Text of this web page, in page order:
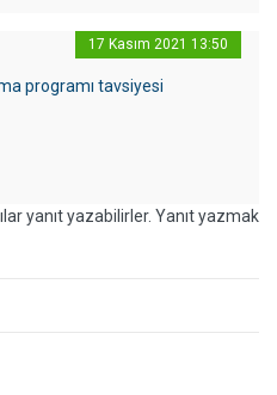
17 Kasım 2021 13:50
programı tavsiyesi
yanıt yazabilirler. Yanıt yazmak